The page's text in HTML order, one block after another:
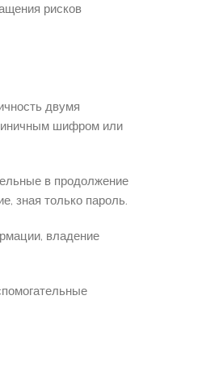
рисков
двумя
шифром или
в продолжение
зная только пароль.
владение